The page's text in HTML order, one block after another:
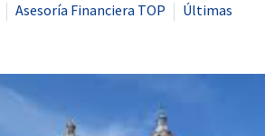
Asesoría Financiera TOP
Últimas